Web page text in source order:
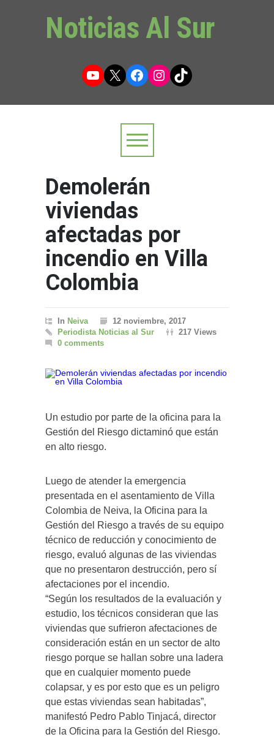
Noticias Al Sur
YouTube
X Facebook
Instagram
TikTok
Demolerán
viviendas
afectadas por
incendio en Villa
Colombia
In Neiva
12 noviembre, 2017
Periodista Noticias al Sur
217 Views
0 comments
Un estudio por parte de la oficina para la
Gestión del Riesgo dictaminó que están
en alto riesgo.
Luego de atender la emergencia
presentada en el asentamiento de Villa
Colombia de Neiva, la Oficina para la
Gestión del Riesgo a través de su equipo
técnico de reducción y conocimiento de
riesgo, evaluó algunas de las viviendas
que no presentaron destrucción, pero sí
afectaciones por el incendio.
“Según los resultados de la evaluación y
estudio, los técnicos consideran que las
viviendas que sufrieron afectaciones de
consideración están en un sector de alto
riesgo porque se hallan sobre una ladera
que en cualquier momento puede
colapsar, y es por esto que es un peligro
que estas viviendas sean habitadas”,
manifestó Pedro Pablo Tinjacá, director
de la Oficina para la Gestión del Riesgo.